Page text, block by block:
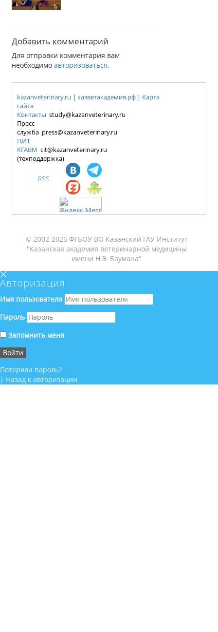
Добавить комментарий
Для отправки комментария вам
необходимо авторизоваться.
kazanveterinary.ru | казветакадемия.рф | Карта
сайта
Контакты study@kazanveterinary.ru
Пресс-
служба press@kazanveterinary.ru
ЦИТ
КГАВМ cit@kazanveterinary.ru
(техподдержка)
RSS
© 2002-2026 ФГБОУ ВО Казанский ГАУ Институт
"Казанская академия ветеринарной медицины
имени Н.Э. Баумана"
Авторизация
Имя пользователя
Пароль
Запомнить меня
Потеряли пароль?
| Назад к авторизации